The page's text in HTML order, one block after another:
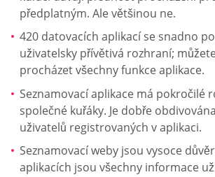
předplatným. Ale většinou ne.
420 datovacích aplikací se snadno
uživatelsky přívětivá rozhraní;
procházet všechny funkce aplikace.
Seznamovací aplikace má pokročilé
společné kuřáky. Je dobře
uživatelů registrovaných v aplikaci.
Seznamovací weby jsou vysoce
aplikacích jsou všechny informace